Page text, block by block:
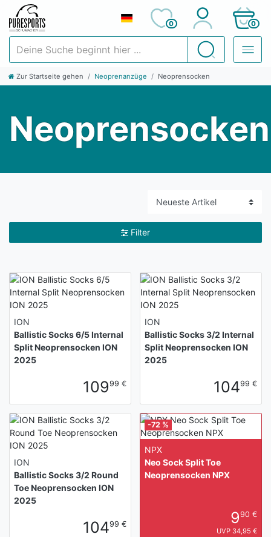
Suchen
0 0
Zur Startseite gehen Neoprenanzüge Neoprensocken
Neoprensocken
Filter
ION
Ballistic Socks 6/5 Internal
Split Neoprensocken ION
2025
10999 €
ION
Ballistic Socks 3/2 Internal
Split Neoprensocken ION
2025
10499 €
ION
Ballistic Socks 3/2 Round
Toe Neoprensocken ION
2025
10499 €
NPX
Neo Sock Split Toe
Neoprensocken NPX
990 €
UVP 34,95 €
-72 %